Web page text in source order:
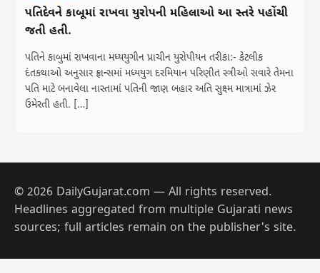
પતિદેવને કાબૂમાં રાખવા યુરોપની મહિલાઓ આ સ્તરે પહોંચી
જતી હતી.
પતિને કાબુમાં રાખવાના મધ્યયુગીન પ્રાચીન યુરોપીયન તરીકા:- કેટલીક
દંતકથાઓ અનુસાર ફ્રાન્સમાં મધ્યયુગ દરમિયાન પરિણીત સ્ત્રીઓ સવારે તેમના
પતિ માટે બનાવેલા નાસ્તામાં પતિની જાણ બહાર અતિ સુક્ષ્મ માત્રામાં ઝેર
ઉમેરતી હતી. […]
© 2026 DailyGujarat.com — All rights reserved.
Headlines aggregated from multiple Gujarati news
sources; full articles remain on the publisher's site.